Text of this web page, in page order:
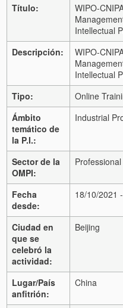
Título:
WIPO-
Intellectual
Descripción:
WIPO-
Intellectual
Tipo:
Online
Ámbito
temático de
la P.I.:
Industrial
Sector de la
OMPI:
Fecha
desde:
18/10/2021
Ciudad en
que se
celebró la
actividad:
Beijing
Lugar/País
anfitrión:
China